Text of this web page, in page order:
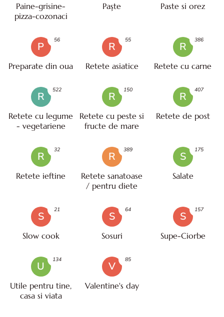
Paine-grisine-
pizza-cozonaci
Paşte Paste si orez
P
Preparate din oua
56
R
Retete asiatice
55
R
Retete cu carne
386
R
Retete cu legume
- vegetariene
522
R
Retete cu peste si
fructe de mare
150
R
Retete de post
407
R
Retete ieftine
32
R
Retete sanatoase
/ pentru diete
389
S
Salate
175
S
Slow cook
21
S
Sosuri
64
S
Supe-Ciorbe
157
U
Utile pentru tine,
casa si viata
134
V
Valentine's day
85